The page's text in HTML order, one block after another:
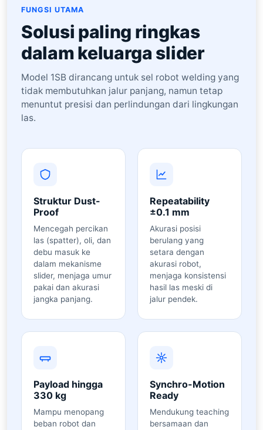
FUNGSI UTAMA
Solusi paling ringkas
dalam keluarga slider
Model 1SB dirancang untuk sel robot welding yang
tidak membutuhkan jalur panjang, namun tetap
menuntut presisi dan perlindungan dari lingkungan
las.
Struktur Dust-
Proof
Mencegah percikan
las (spatter), oli, dan
debu masuk ke
dalam mekanisme
slider, menjaga umur
pakai dan akurasi
jangka panjang.
Repeatability
±0.1 mm
Akurasi posisi
berulang yang
setara dengan
akurasi robot,
menjaga konsistensi
hasil las meski di
jalur pendek.
Payload hingga
330 kg
Mampu menopang
beban robot dan
Synchro-Motion
Ready
Mendukung teaching
bersamaan dan